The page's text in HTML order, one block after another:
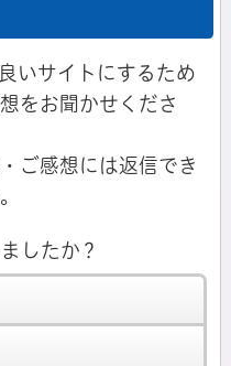
いサイトにするため
をお聞かせくださ
ご感想には返信でき
したか？